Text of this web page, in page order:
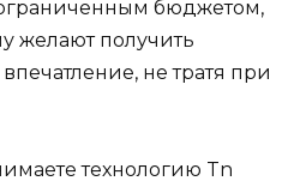
бюджетом,
желают получить
не тратя при
технологию Tn